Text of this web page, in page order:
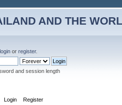
AND THE
login or register.
and session length
Login Register